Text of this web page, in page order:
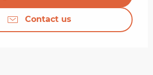
Contact us